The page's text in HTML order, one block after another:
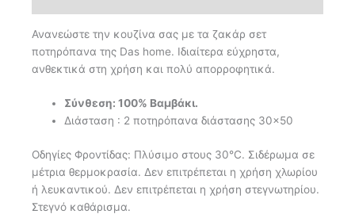
Ανανεώστε την κουζίνα σας με τα ζακάρ σετ
ποτηρόπανα της Das home. Ιδιαίτερα εύχρηστα,
ανθεκτικά στη χρήση και πολύ απορροφητικά.
Σύνθεση: 100% Βαμβάκι.
Διάσταση : 2 ποτηρόπανα διάστασης 30×50
Οδηγίες Φροντίδας: Πλύσιμο στους 30°C. Σιδέρωμα σε
μέτρια θερμοκρασία. Δεν επιτρέπεται η χρήση χλωρίου
ή λευκαντικού. Δεν επιτρέπεται η χρήση στεγνωτηρίου.
Στεγνό καθάρισμα.